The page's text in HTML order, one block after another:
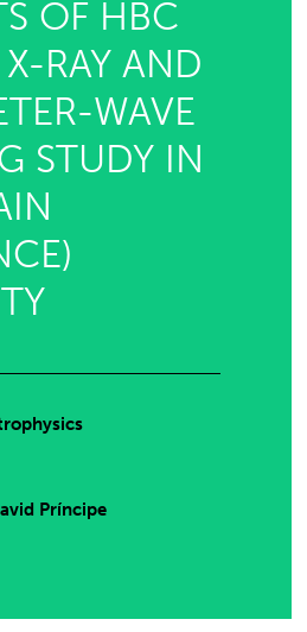
OF HBC
RAY AND
WAVE
STUDY IN
Príncipe